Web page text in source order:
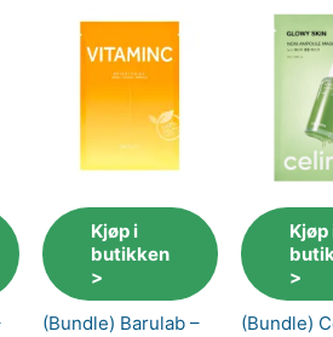
Kjøp i
butikken
>
(Bundle) Barulab –
Kjøp
>
(Bundle)